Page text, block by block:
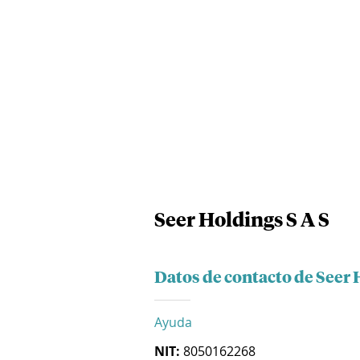
Seer Holdings S A S
Datos de contacto de Seer
Ayuda
NIT: 8050162268